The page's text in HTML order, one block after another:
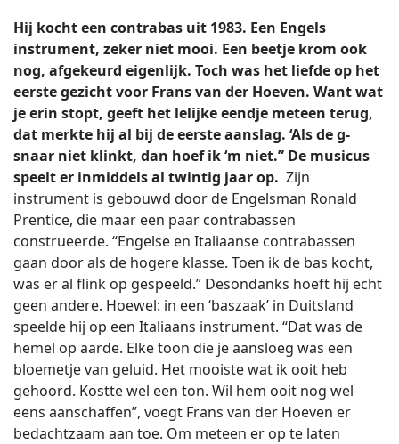
Hij kocht een contrabas uit 1983. Een Engels
instrument, zeker niet mooi. Een beetje krom ook
nog, afgekeurd eigenlijk. Toch was het liefde op het
eerste gezicht voor Frans van der Hoeven. Want wat
je erin stopt, geeft het lelijke eendje meteen terug,
dat merkte hij al bij de eerste aanslag. ‘Als de g-
snaar niet klinkt, dan hoef ik ‘m niet.” De musicus
speelt er inmiddels al twintig jaar op. Zijn
instrument is gebouwd door de Engelsman Ronald
Prentice, die maar een paar contrabassen
construeerde. “Engelse en Italiaanse contrabassen
gaan door als de hogere klasse. Toen ik de bas kocht,
was er al flink op gespeeld.” Desondanks hoeft hij echt
geen andere. Hoewel: in een ‘baszaak’ in Duitsland
speelde hij op een Italiaans instrument. “Dat was de
hemel op aarde. Elke toon die je aansloeg was een
bloemetje van geluid. Het mooiste wat ik ooit heb
gehoord. Kostte wel een ton. Wil hem ooit nog wel
eens aanschaffen”, voegt Frans van der Hoeven er
bedachtzaam aan toe. Om meteen er op te laten